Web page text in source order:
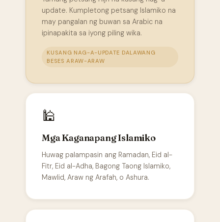
update. Kumpletong petsang Islamiko na
may pangalan ng buwan sa Arabic na
ipinapakita sa iyong piling wika.
KUSANG NAG-A-UPDATE DALAWANG
BESES ARAW-ARAW
🕌
Mga Kaganapang Islamiko
Huwag palampasin ang Ramadan, Eid al-
Fitr, Eid al-Adha, Bagong Taong Islamiko,
Mawlid, Araw ng Arafah, o Ashura.